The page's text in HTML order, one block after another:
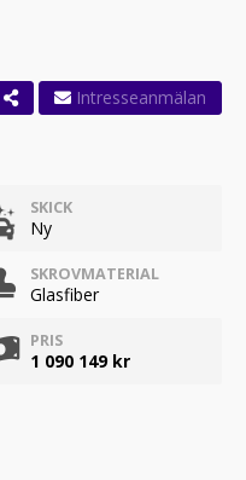
SKICK
Ny
SKROVMATERIAL
Glasfiber
PRIS
1 090 149 kr